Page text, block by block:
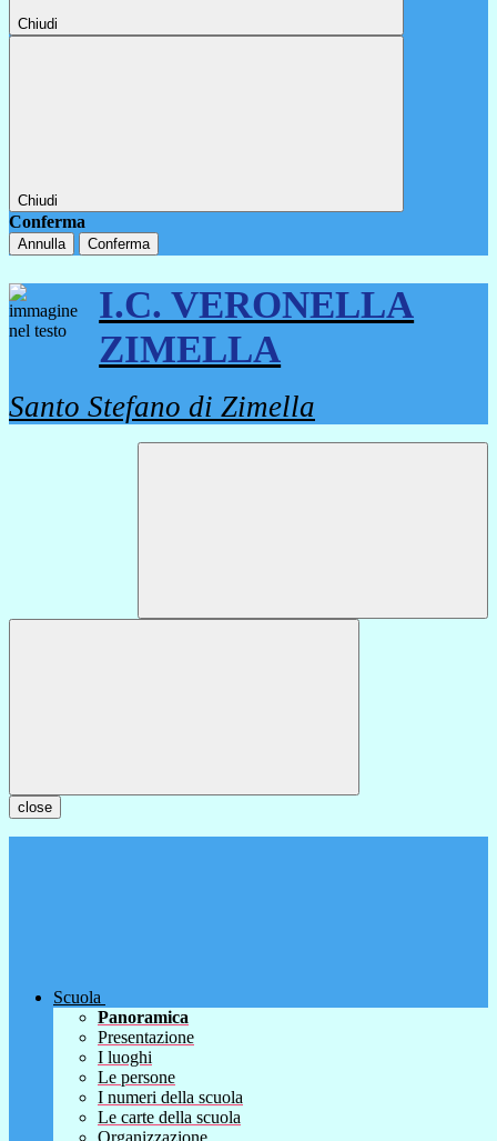
Chiudi
Chiudi
Conferma
Annulla Conferma
I.C. VERONELLA
ZIMELLA
Santo Stefano di Zimella
close
Scuola
Panoramica
Presentazione
I luoghi
Le persone
I numeri della scuola
Le carte della scuola